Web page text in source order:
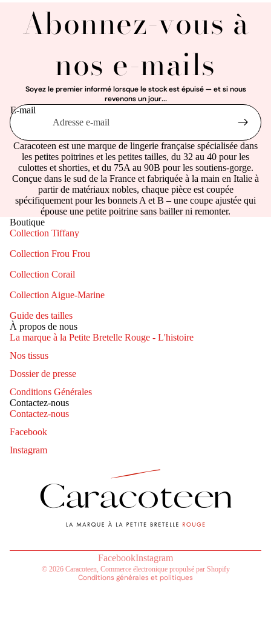
Abonnez-vous à
nos e-mails
Soyez le premier informé lorsque le stock est épuisé — et si nous
revenons un jour...
E-mail
Caracoteen est une marque de lingerie française spécialisée dans
les petites poitrines et les petites tailles, du 32 au 40 pour les
culottes et shorties, et du 75A au 90B pour les soutiens-gorge.
Conçue dans le sud de la France et fabriquée à la main en Italie à
partir de matériaux nobles, chaque pièce est coupée
spécifiquement pour les bonnets A et B – une coupe ajustée qui
épouse une petite poitrine sans bailler ni remonter.
Boutique
Collection Tiffany
Collection Frou Frou
Collection Corail
Collection Aigue-Marine
Guide des tailles
À propos de nous
La marque à la Petite Bretelle Rouge - L'histoire
Nos tissus
Dossier de presse
Conditions Générales
Contactez-nous
Contactez-nous
Facebook
Instagram
FacebookInstagram
© 2026 Caracoteen, Commerce électronique propulsé par Shopify
Conditions générales et politiques
Coordonnées
Politique de confidentialité
Conditions d’utilisation
Politique d’expédition
Conditions générales de vente